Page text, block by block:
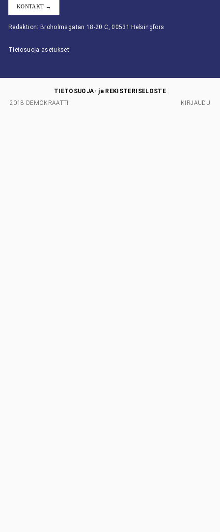
KONTAKT →
Redaktion: Broholmsgatan 18-20 C, 00531 Helsingfors
Tietosuoja-asetukset
2018 DEMOKRAATTI
TIETOSUOJA- ja REKISTERISELOSTE
KIRJAUDU